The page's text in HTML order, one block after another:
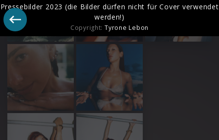
Pressebilder 2023 (die Bilder dürfen nicht für Cover verwendet
werden!)
Copyright:Tyrone Lebon